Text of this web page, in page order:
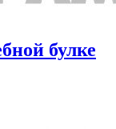
булке